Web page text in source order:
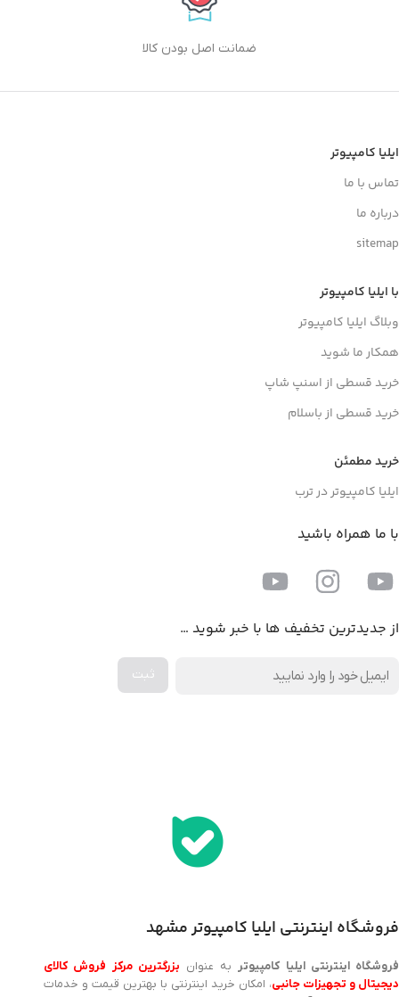
ضمانت اصل بودن کالا
ایلیا کامپیوتر
تماس با ما
درباره ما
sitemap
با ایلیا کامپیوتر
وبلاگ ایلیا کامپیوتر
همکار ما شوید
خرید قسطی از اسنپ شاپ
خرید قسطی از باسلام
خرید مطمئن
ایلیا کامپیوتر در ترب
با ما همراه باشید
از جدیدترین تخفیف ها با خبر شوید …
فروشگاه اینترنتی ایلیا کامپیوتر مشهد
فروشگاه اینترنتی ایلیا کامپیوتر به عنوان بزرگترین مرکز فروش کالای
دیجیتال و تجهیزات جانبی، امکان خرید اینترنتی با بهترین قیمت و خدمات